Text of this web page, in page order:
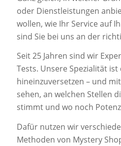
oder Dienstleistungen
wollen, wie Ihr Service auf
sind Sie bei uns an der
Seit 25 Jahren sind wir
Tests. Unsere Spezialität
hineinzuversetzen – und
sehen, an welchen Stellen
stimmt und wo noch
Dafür nutzen wir
Methoden von Mystery